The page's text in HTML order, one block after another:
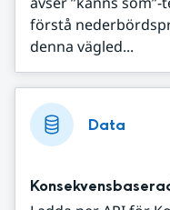
förstå
denna vägled...
Data